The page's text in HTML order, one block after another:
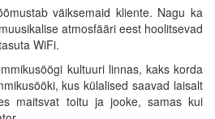
väiksemaid kliente. Nagu ka
atmosfääri eest hoolitsevad
WiFi.
kultuuri linnas, kaks korda
kus külalised saavad laisalt
maitsvat toitu ja jooke, samas kui